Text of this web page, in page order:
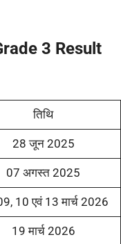
3 Result
तिथि
28 जून 2025
07 अगस्त 2025
10 एवं 13 मार्च 2026
19 मार्च 2026